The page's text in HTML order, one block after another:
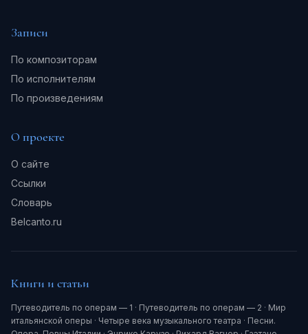
Записи
По композиторам
По исполнителям
По произведениям
О проекте
О сайте
Ссылки
Словарь
Belcanto.ru
Книги и статьи
Путеводитель по операм — 1 · Путеводитель по операм — 2 · Мир
итальянской оперы · Четыре века музыкального театра · Песни.